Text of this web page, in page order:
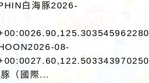
白海豚2026-
08-
（國際...